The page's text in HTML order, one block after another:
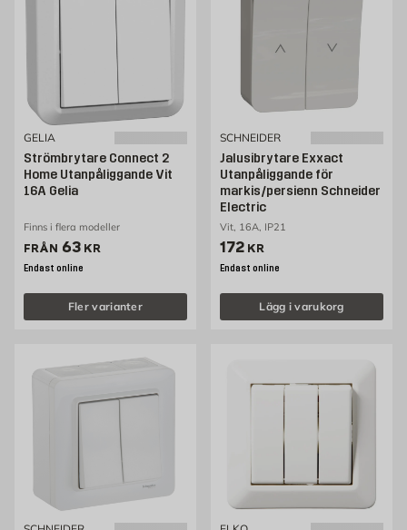
GELIA
Strömbrytare Connect 2
Home Utanpåliggande Vit
16A Gelia
Finns i flera modeller
FRÅN Pris 63 kr
63 KR
Endast online
Fler varianter
SCHNEIDER
Jalusibrytare Exxact
Utanpåliggande för
markis/persienn Schneider
Electric
Vit, 16A, IP21
Pris 172 kr
172 KR
Endast online
Lägg i varukorg